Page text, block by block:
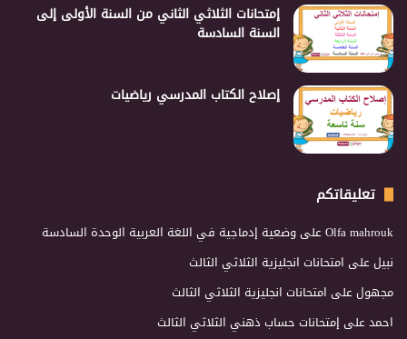
إمتحانات الثلاثي الثاني من السنة الأولى إلى
السنة السادسة
إصلاح الكتاب المدرسي رياضيات
تعليقاتكم
Olfa mahroukعلى وضعية إدماجية في اللغة العربية الوحدة السادسة
نبيلعلى امتحانات انجليزية الثلاثي الثالث
مجهولعلى امتحانات انجليزية الثلاثي الثالث
احمدعلى إمتحانات حساب ذهني الثلاثي الثالث